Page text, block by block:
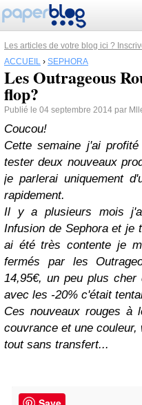
Les articles de votre blog ici ?
ACCUEIL › SEPHORA
Les Outrageous
flop?
Publié le 04 septembre 2014 par
Coucou!
Cette semaine j'ai
tester deux nouveaux
je parlerai uniquement
rapidement.
Il y a plusieurs mois
Infusion de Sephora et je
ai été très contente je
fermés par les
14,95€, un peu plus
avec les -20% c'était
Ces nouveaux rouges à
couvrance et une
tout sans transfert...